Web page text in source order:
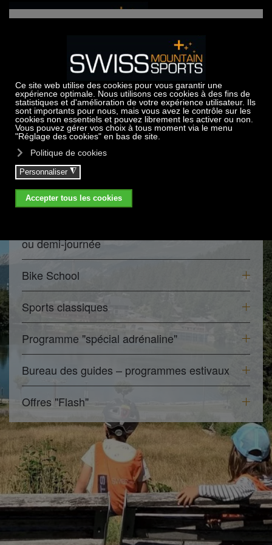
Activités d'été & camps d’été à
Crans-Montana
ou demi-journée
Bike School
Sports classiques
Programme "spécial adrénaline"
Bureau des guides – programmes estivaux
Offres "Flash"